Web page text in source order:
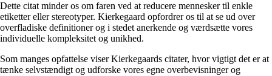
Dette citat minder os om faren ved at reducere mennesker til enkle
etiketter eller stereotyper. Kierkegaard opfordrer os til at se ud over
overfladiske definitioner og i stedet anerkende og værdsætte vores
individuelle kompleksitet og unikhed.
Som manges opfattelse viser Kierkegaards citater, hvor vigtigt det er at
tænke selvstændigt og udforske vores egne overbevisninger og